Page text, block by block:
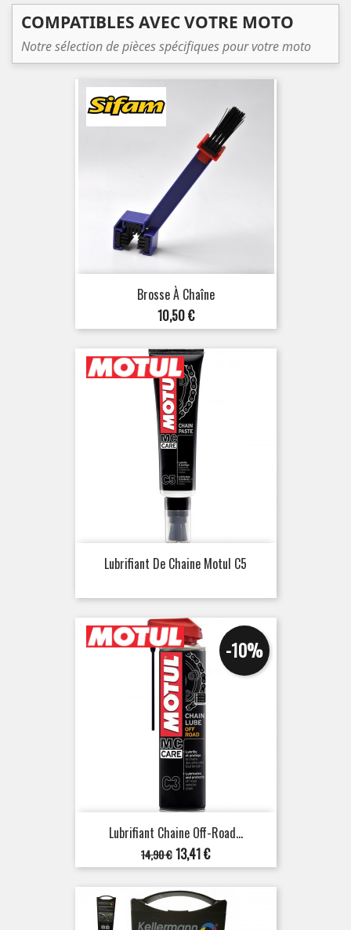
COMPATIBLES AVEC VOTRE MOTO
Notre sélection de pièces spécifiques pour votre moto
Brosse À Chaîne
Prix
10,50 €
Lubrifiant De Chaine Motul C5
Lubrifiant Chaine Off-Road...
Prix
de
base
14,90 €
-10%
Prix
13,41 €